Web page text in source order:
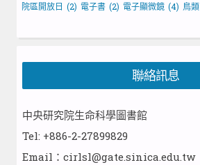
院區開放日 (2) 電子書 (2) 電子顯微鏡 (4) 鳥類
聯絡訊息
中央研究院生命科學圖書館
Tel: +886-2-27899829
Email：cirlsl@gate.sinica.edu.tw